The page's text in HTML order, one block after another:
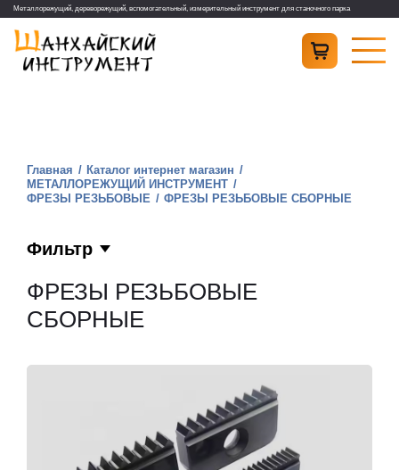
Металлорежущий, дереворежущий, вспомогательный, измерительный инструмент для станочного парка
Главная
Каталог интернет магазин
МЕТАЛЛОРЕЖУЩИЙ ИНСТРУМЕНТ
ФРЕЗЫ РЕЗЬБОВЫЕ
ФРЕЗЫ РЕЗЬБОВЫЕ СБОРНЫЕ
Фильтр
ФРЕЗЫ РЕЗЬБОВЫЕ
СБОРНЫЕ